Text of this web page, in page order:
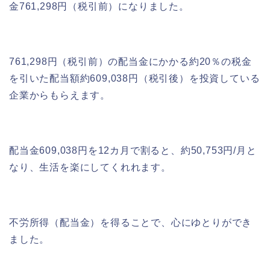
金761,298円（税引前）になりました。
761,298円（税引前）の配当金にかかる約20％の税金
を引いた配当額約609,038円（税引後）を投資している
企業からもらえます。
配当金609,038円を12カ月で割ると、約50,753円/月と
なり、生活を楽にしてくれれます。
不労所得（配当金）を得ることで、心にゆとりができ
ました。